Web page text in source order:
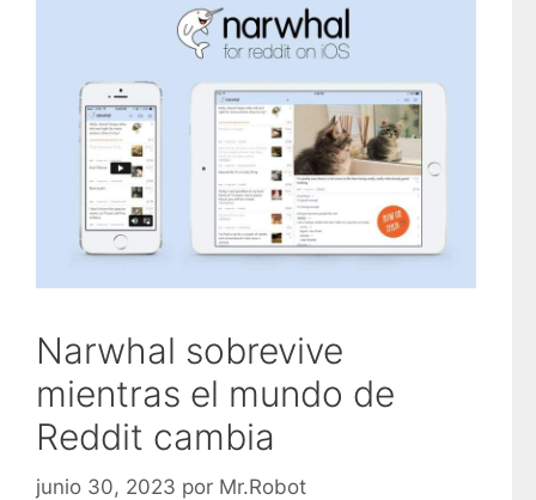
Narwhal sobrevive
mientras el mundo de
Reddit cambia
junio 30, 2023 por Mr.Robot